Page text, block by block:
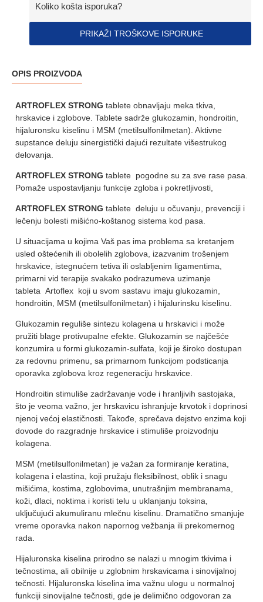
Koliko košta isporuka?
PRIKAŽI TROŠKOVE ISPORUKE
OPIS PROIZVODA
ARTROFLEX STRONG tablete obnavljaju meka tkiva,
hrskavice i zglobove. Tablete sadrže glukozamin, hondroitin,
hijaluronsku kiselinu i MSM (metilsulfonilmetan). Aktivne
supstance deluju sinergistički dajući rezultate višestrukog
delovanja.
ARTROFLEX STRONG tablete pogodne su za sve rase pasa.
Pomaže uspostavljanju funkcije zgloba i pokretljivosti,
ARTROFLEX STRONG tablete deluju u očuvanju, prevenciji i
lečenju bolesti mišićno-koštanog sistema kod pasa.
U situacijama u kojima Vaš pas ima problema sa kretanjem
usled oštećenih ili obolelih zglobova, izazvanim trošenjem
hrskavice, istegnućem tetiva ili oslabljenim ligamentima,
primarni vid terapije svakako podrazumeva uzimanje
tableta Artoflex koji u svom sastavu imaju glukozamin,
hondroitin, MSM (metilsulfonilmetan) i hijalurinsku kiselinu.
Glukozamin reguliše sintezu kolagena u hrskavici i može
pružiti blage protivupalne efekte. Glukozamin se najčešće
konzumira u formi glukozamin-sulfata, koji je široko dostupan
za redovnu primenu, sa primarnom funkcijom podsticanja
oporavka zglobova kroz regeneraciju hrskavice.
Hondroitin stimuliše zadržavanje vode i hranljivih sastojaka,
što je veoma važno, jer hrskavicu ishranjuje krvotok i doprinosi
njenoj većoj elastičnosti. Takođe, sprečava dejstvo enzima koji
dovode do razgradnje hrskavice i stimuliše proizvodnju
kolagena.
MSM (metilsulfonilmetan) je važan za formiranje keratina,
kolagena i elastina, koji pružaju fleksibilnost, oblik i snagu
mišićima, kostima, zglobovima, unutrašnjim membranama,
koži, dlaci, noktima i koristi telu u uklanjanju toksina,
uključujući akumuliranu mlečnu kiselinu. Dramatično smanjuje
vreme oporavka nakon napornog vežbanja ili prekomernog
rada.
Hijaluronska kiselina prirodno se nalazi u mnogim tkivima i
tečnostima, ali obilnije u zglobnim hrskavicama i sinovijalnoj
tečnosti. Hijaluronska kiselina ima važnu ulogu u normalnoj
funkciji sinovijalne tečnosti, gde je delimično odgovoran za